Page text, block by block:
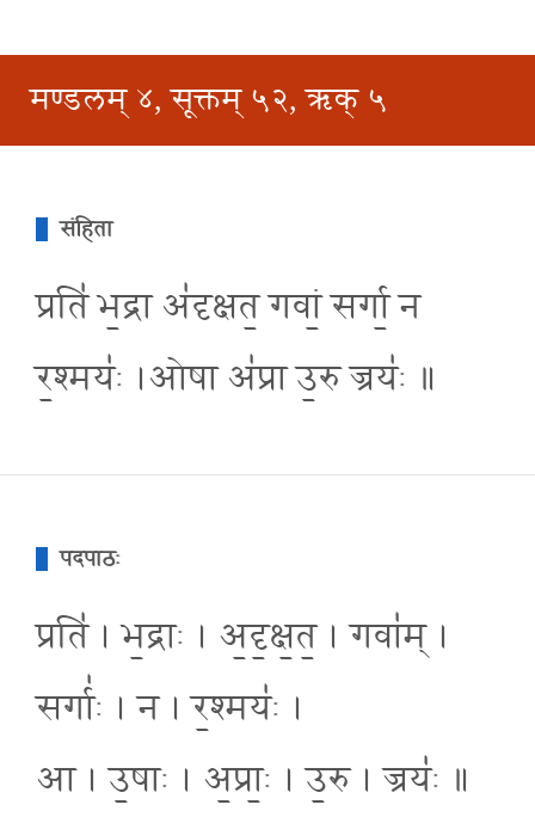
मण्डलम् ४, सूक्तम् ५२, ऋक् ५
संहिता
प्रति॑ भ॒द्रा अ॑दृक्षत॒ गवां॒ सर्गा॒ न
र॒श्मयः॑ ।ओषा अ॑प्रा उ॒रु ज्रयः॑ ॥
पदपाठः
प्रति॑ । भ॒द्राः । अ॒दृ॒क्ष॒त॒ । गवा॑म् ।
सर्गाः॑ । न । र॒श्मयः॑ ।
आ । उ॒षाः । अ॒प्राः॒ । उ॒रु । ज्रयः॑ ॥